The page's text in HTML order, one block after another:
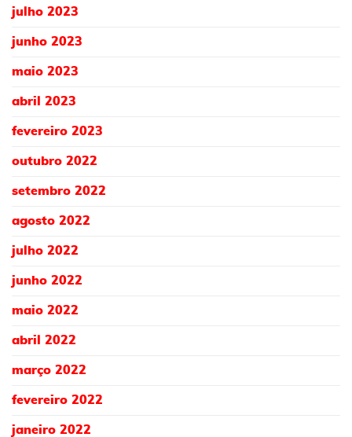
julho 2023
junho 2023
maio 2023
abril 2023
fevereiro 2023
outubro 2022
setembro 2022
agosto 2022
julho 2022
junho 2022
maio 2022
abril 2022
março 2022
fevereiro 2022
janeiro 2022